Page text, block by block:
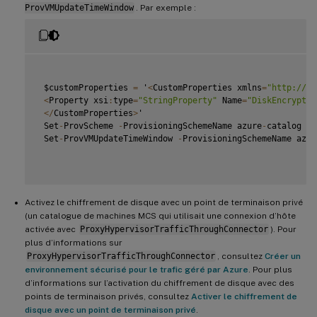
ProvVMUpdateTimeWindow
. Par exemple :
$customProperties = ' <CustomProperties xmlns="http://
<Property xsi :type="StringProperty" Name=
</CustomProperties> '
Set - ProvScheme - ProvisioningSchemeName azure- catalog
Set - ProvVMUpdateTimeWindow - ProvisioningSchemeName
Activez le chiffrement de disque avec un point de terminaison privé
(un catalogue de machines MCS qui utilisait une connexion d’hôte
activée avec ProxyHypervisorTrafficThroughConnector ). Pour
plus d’informations sur
ProxyHypervisorTrafficThroughConnector
, consultez Créer un
environnement sécurisé pour le trafic géré par Azure . Pour plus
d’informations sur l’activation du chiffrement de disque avec des
points de terminaison privés, consultez Activer le chiffrement de
disque avec un point de terminaison privé